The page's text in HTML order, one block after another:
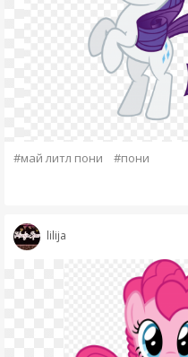
#май литл пони #пони
lilija